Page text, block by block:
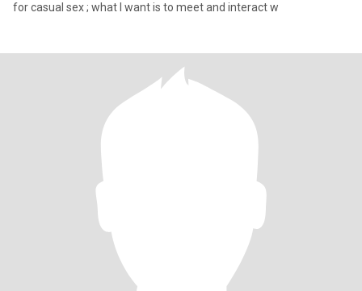
for casual sex ; what I want is to meet and interact w